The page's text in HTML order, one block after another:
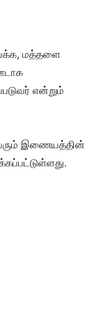
மத்தளை
என்றும்
இணையத்தின்